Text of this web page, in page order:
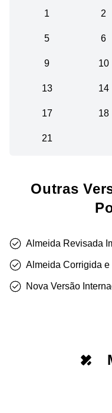
1 2
5 6
9 10
13 14
17 18
21
Outras
Almeida Revisada
Almeida Corrigida e
Nova Versão